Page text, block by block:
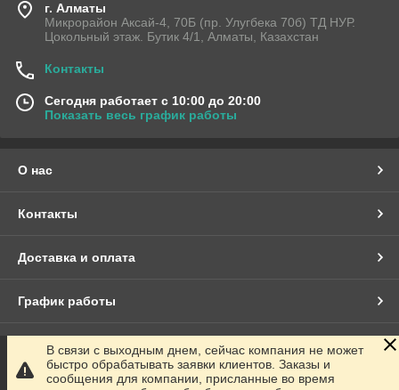
г. Алматы
Микрорайон Аксай-4, 70Б (пр. Улугбека 70б) ТД НУР.
Цокольный этаж. Бутик 4/1, Алматы, Казахстан
Контакты
Сегодня работает с 10:00 до 20:00
Показать весь график работы
О нас
Контакты
Доставка и оплата
График работы
Полная версия сайта
В связи с выходным днем, сейчас компания не может
быстро обрабатывать заявки клиентов. Заказы и
сообщения для компании, присланные во время